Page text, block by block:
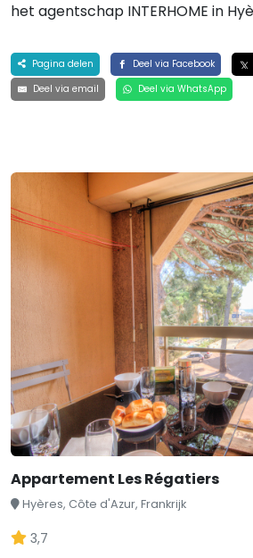
het agentschap INTERHOME in
Pagina delen Deel via Facebook
Deel via email
Deel via WhatsApp
Appartement Les Régatiers
Hyères, Côte d'Azur, Frankrijk
3,7